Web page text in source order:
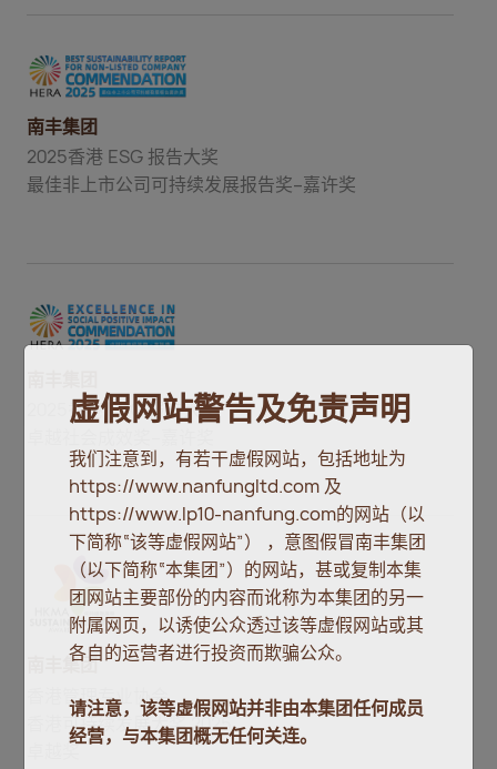
南丰集团
2025香港 ESG 报告大奖
最佳非上市公司可持续发展报告奖–嘉许奖
2025香港 ESG 报告大奖
南丰集团
香港管理专业协会
香港可持续发展大奖 2025
卓越奖
虚假网站警告及免责声明
我们注意到，有若干虚假网站，包括地址为
https://www.nanfungltd.com 及
https://www.lp10-nanfung.com的网站（以
下简称“该等虚假网站”） ，意图假冒南丰集团
（以下简称“本集团”）的网站，甚或复制本集
团网站主要部份的内容而讹称为本集团的另一
附属网页，以诱使公众透过该等虚假网站或其
各自的运营者进行投资而欺骗公众。
请注意，该等虚假网站并非由本集团任何成员
经营，与本集团概无任何关连。